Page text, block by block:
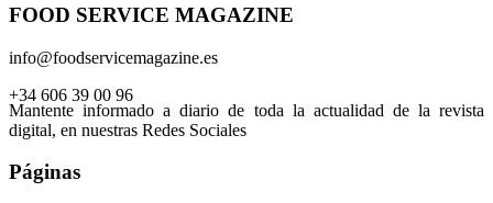
FOOD SERVICE MAGAZINE
info@foodservicemagazine.es
+34 606 39 00 96
Mantente informado a diario de toda la actualidad de la revista
digital, en nuestras Redes Sociales
Páginas